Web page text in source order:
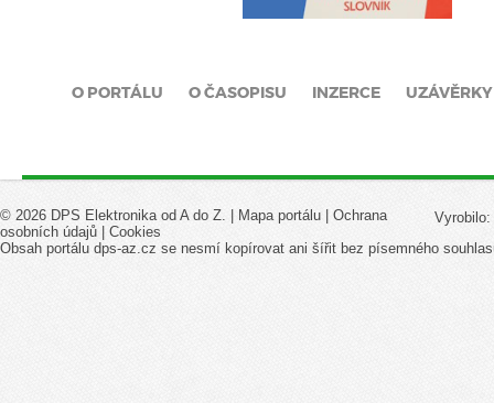
O PORTÁLU O ČASOPISU INZERCE UZÁVĚRKY
Vyrobilo:
© 2026 DPS Elektronika od A do Z. | Mapa portálu | Ochrana
osobních údajů | Cookies
Obsah portálu dps-az.cz se nesmí kopírovat ani šířit bez písemného